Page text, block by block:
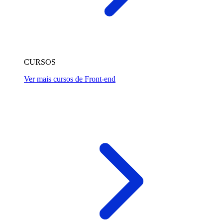
CURSOS
Ver mais cursos de Front-end